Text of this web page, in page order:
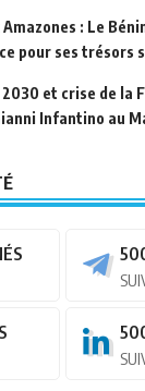
Amazones : Le
pour ses trésors
et crise de la
Infantino au